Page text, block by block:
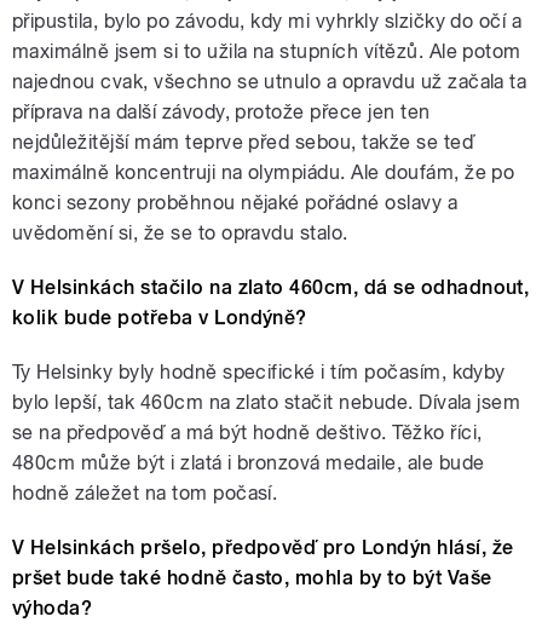
připustila, bylo po závodu, kdy mi vyhrkly slzičky do očí a
maximálně jsem si to užila na stupních vítězů. Ale potom
najednou cvak, všechno se utnulo a opravdu už začala ta
příprava na další závody, protože přece jen ten
nejdůležitější mám teprve před sebou, takže se teď
maximálně koncentruji na olympiádu. Ale doufám, že po
konci sezony proběhnou nějaké pořádné oslavy a
uvědomění si, že se to opravdu stalo.
V Helsinkách stačilo na zlato 460cm, dá se odhadnout,
kolik bude potřeba v Londýně?
Ty Helsinky byly hodně specifické i tím počasím, kdyby
bylo lepší, tak 460cm na zlato stačit nebude. Dívala jsem
se na předpověď a má být hodně deštivo. Těžko říci,
480cm může být i zlatá i bronzová medaile, ale bude
hodně záležet na tom počasí.
V Helsinkách pršelo, předpověď pro Londýn hlásí, že
pršet bude také hodně často, mohla by to být Vaše
výhoda?